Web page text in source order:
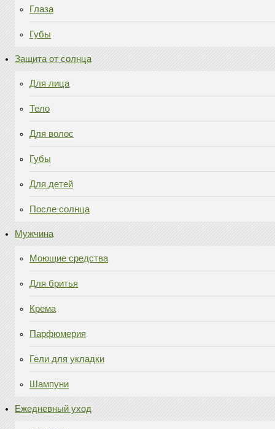
Глаза
Губы
Защита от солнца
Для лица
Тело
Для волос
Губы
Для детей
После солнца
Мужчина
Моющие средства
Для бритья
Крема
Парфюмерия
Гели для укладки
Шампуни
Ежедневный уход